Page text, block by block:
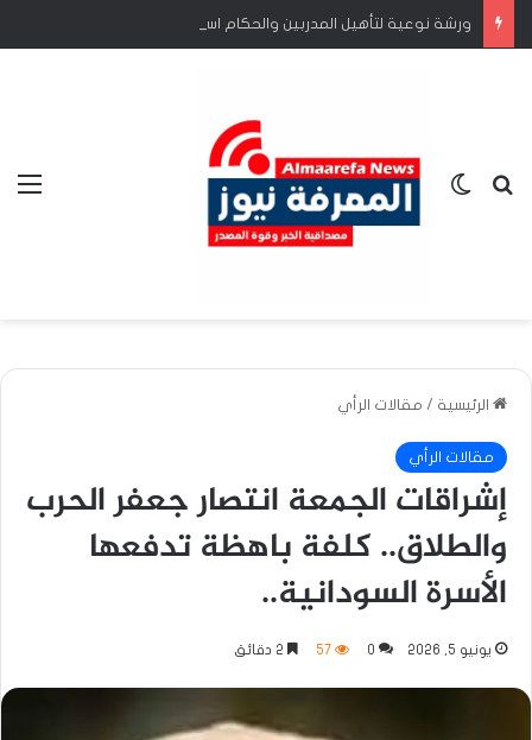
بحث عنالوضع المظلم
الرئيسية / مقالات الرأي
مقالات الرأي
إشراقات الجمعة انتصار جعفر الحرب
والطلاق.. كلفة باهظة تدفعها
الأسرة السودانية..
يونيو 5, 2026 0
57